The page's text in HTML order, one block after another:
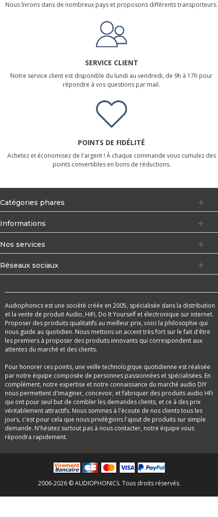
Nous livrons dans de nombreux pays et proposons différents transporteurs.
SERVICE CLIENT
Notre service client est disponible du lundi au vendredi, de 9h à 17h pour
répondre à vos questions par mail.
POINTS DE FIDÉLITÉ
Achetez et économisez de l'argent ! À chaque commande vous cumulez des
points convertibles en bons de réductions.
Catégories phares
Informations
Nos services
Réseaux sociaux
Audiophonics est une société créée en 2005, spécialisée dans la distribution
et la vente de produit Audio, HiFi, Do It Yourself et électronique sur internet.
Proposer des produits qualitatifs au meilleur prix, voici la philosophie qui
nous guide au quotidien. Nous mettons un accent très fort sur le fait d'être
les premiers à proposer des produits innovants qui correspondent aux
attentes du marché et des clients.
Pour honorer ces points, une veille technologique quotidienne est réalisée
par notre équipe composée de personnes passionnées et spécialisées. En
complément, notre expertise et notre connaissance du marché audio DIY
nous permettent d'imaginer, concevoir, et fabriquer des produits audio HFi
qui ont pour seul but de combler les demandes clients, et ce à des prix
véritablement attractifs. Nous sommes à l'écoute de nos clients tous les
jours, c'est pour cela que nous privilégions l'ajout de produits sur simple
demande. N'hésitez surtout pas à nous contacter, notre équipe vous
répondra rapidement.
2006-2026 © AUDIOPHONICS. Tous droits réservés.